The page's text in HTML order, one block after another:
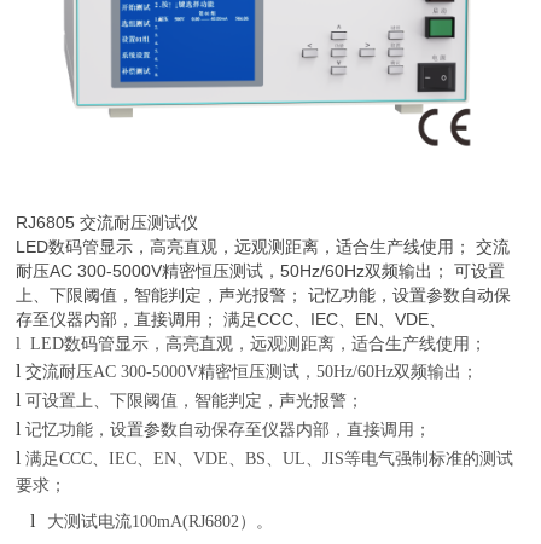
RJ6805 交流耐压测试仪
LED数码管显示，高亮直观，远观测距离，适合生产线使用； 交流
耐压AC 300-5000V精密恒压测试，50Hz/60Hz双频输出； 可设置
上、下限阈值，智能判定，声光报警； 记忆功能，设置参数自动保
存至仪器内部，直接调用； 满足CCC、IEC、EN、VDE、
lLED数码管显示，高亮直观，远观测距离，适合生产线使用；
l 交流耐压AC300-5000V精密恒压测试，50Hz/60Hz双频输出；
l 可设置上、下限阈值，智能判定，声光报警；
l 记忆功能 ，设置参数 自动保存至仪器内部，直接调用 ；
l 满足CCC 、IEC 、EN 、VDE 、BS 、UL 、JIS等电气强制标准的测试
要求；
l 大测试电流100mA(RJ6802 ）。